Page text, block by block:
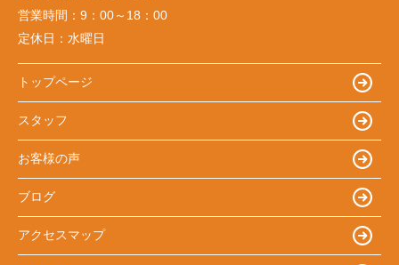
営業時間： 9：00～18：00
定休日： 水曜日
トップページ
スタッフ
お客様の声
ブログ
アクセスマップ